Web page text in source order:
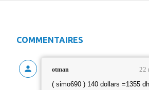
COMMENTAIRES
otman 22
( simo690 ) 140 dollars =1355